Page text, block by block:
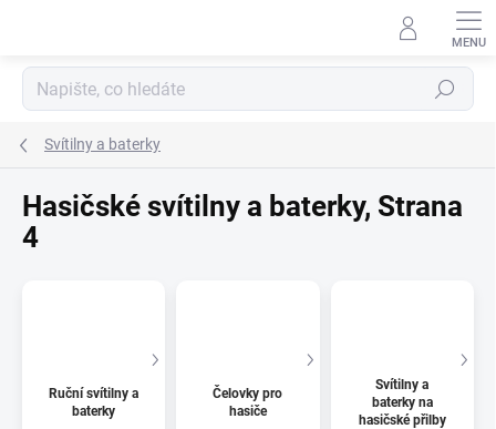
Hledat
Svítilny a baterky
Hasičské svítilny a baterky, Strana
4
Ruční svítilny a
baterky
Čelovky pro
hasiče
Svítilny a
baterky na
hasičské přilby